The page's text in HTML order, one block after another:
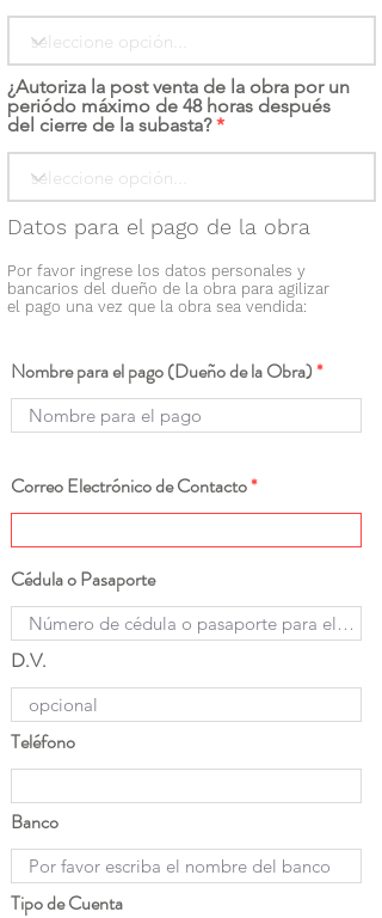
¿Autoriza la post venta de la obra por un
periódo máximo de 48 horas después
del cierre de la subasta?
Datos para el pago de la obra
Por favor ingrese los datos personales y
bancarios del dueño de la obra para agilizar
el pago una vez que la obra sea vendida:
Nombre para el pago (Dueño de la Obra)
Correo Electrónico de Contacto
Cédula o Pasaporte
D.V.
Teléfono
Banco
Tipo de Cuenta